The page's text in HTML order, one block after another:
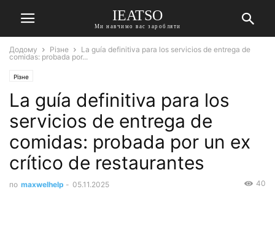
IEATSO
Ми навчимо вас заробляти
Додому Різне
La guía definitiva para los servicios de entrega de
comidas: probada por...
Різне
La guía definitiva para los
servicios de entrega de
comidas: probada por un ex
crítico de restaurantes
по maxwelhelp - 05.11.2025 40